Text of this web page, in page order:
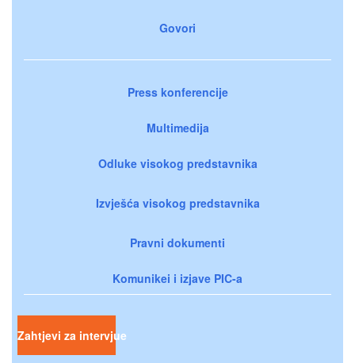
Govori
Press konferencije
Multimedija
Odluke visokog predstavnika
Izvješća visokog predstavnika
Pravni dokumenti
Komunikei i izjave PIC-a
Zahtjevi za intervjue